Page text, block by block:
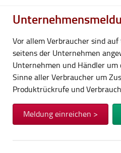
Vor allem Verbraucher sind
seitens der Unternehmen
Unternehmen und Händler um
Sinne aller Verbraucher um
Produktrückrufe und
Meldung einreichen >